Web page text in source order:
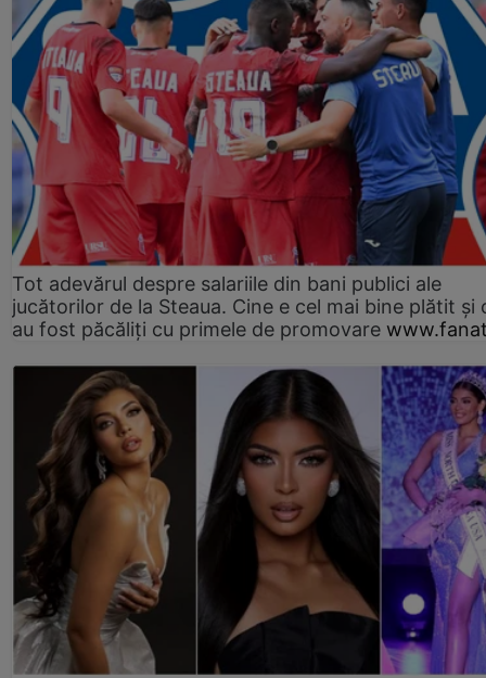
Tot adevărul despre salariile din bani publici ale
jucătorilor de la Steaua. Cine e cel mai bine plătit și
au fost păcăliți cu primele de promovare